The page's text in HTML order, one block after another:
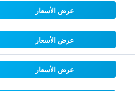
عرض الأسعار
عرض الأسعار
عرض الأسعار